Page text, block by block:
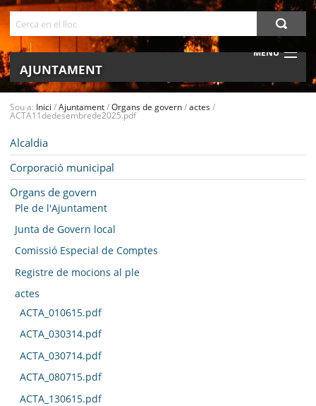
MENU
AJUNTAMENT
BELL-LLOC SOLUCIONA
Sou a: Inici /Ajuntament/Organs de govern/actes/
ACTA11dedesembrede2025.pdf
Alcaldia
Corporació municipal
Organs de govern
Ple de l'Ajuntament
Junta de Govern local
Comissió Especial de Comptes
Registre de mocions al ple
actes
ACTA_010615.pdf
ACTA_030314.pdf
ACTA_030714.pdf
ACTA_080715.pdf
ACTA_130615.pdf